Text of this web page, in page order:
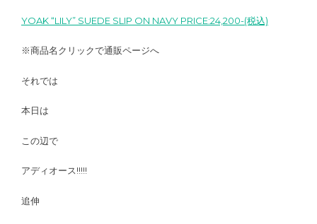
YOAK “LILY” SUEDE SLIP ON NAVY PRICE:24,200-(税込)
※商品名クリックで通販ページへ
それでは
本日は
この辺で
アディオース!!!!!
追伸